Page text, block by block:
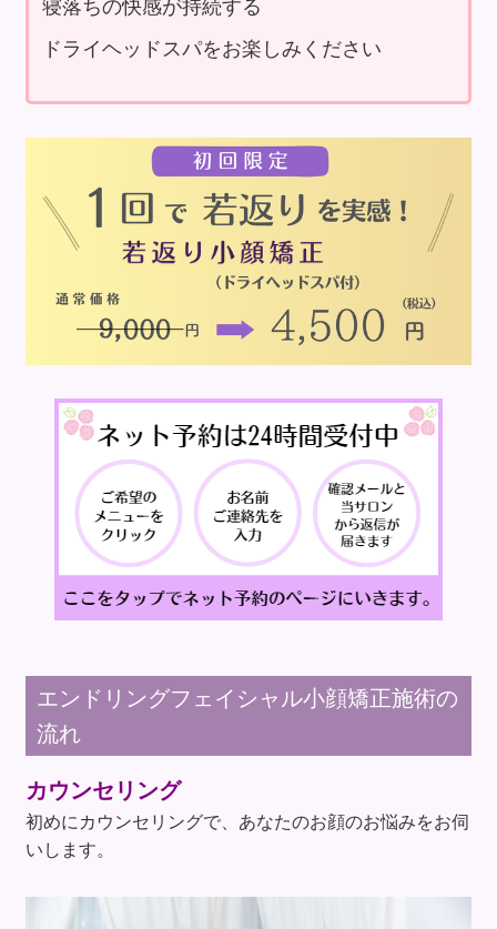
寝落ちの快感が持続する
ドライヘッドスパをお楽しみください
エンドリングフェイシャル小顔矯正施術の
流れ
カウンセリング
初めにカウンセリングで、あなたのお顔のお悩みをお伺
いします。